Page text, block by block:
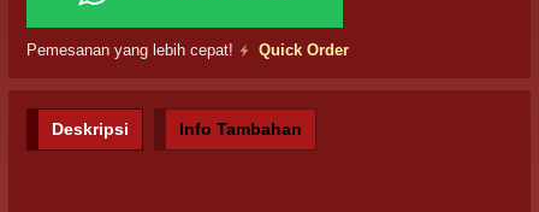
Pemesanan yang lebih cepat! Quick Order
Deskripsi Info Tambahan